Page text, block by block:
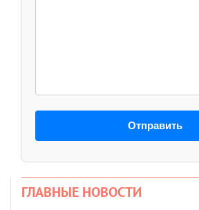
Отправить
ГЛАВНЫЕ НОВОСТИ